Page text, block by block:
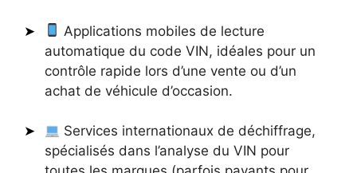
Applications mobiles de lecture
automatique du code VIN, idéales pour un
contrôle rapide lors d’une vente ou d’un
achat de véhicule d’occasion.
Services internationaux de déchiffrage,
spécialisés dans l’analyse du VIN pour